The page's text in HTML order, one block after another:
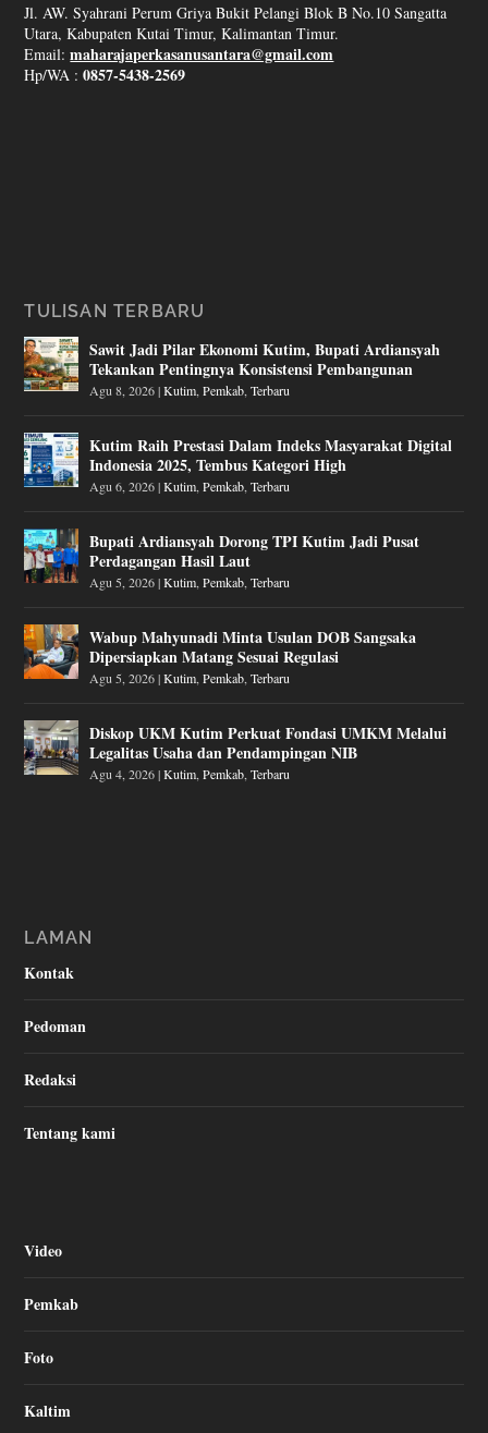
Jl. AW. Syahrani Perum Griya Bukit Pelangi Blok B No.10 Sangatta
Utara, Kabupaten Kutai Timur, Kalimantan Timur.
Email:maharajaperkasanusantara@gmail.com
Hp/WA :0857-5438-2569
TULISAN TERBARU
Sawit Jadi Pilar Ekonomi Kutim, Bupati Ardiansyah
Tekankan Pentingnya Konsistensi Pembangunan
Agu 8, 2026|Kutim ,Pemkab ,Terbaru
Kutim Raih Prestasi Dalam Indeks Masyarakat Digital
Indonesia 2025, Tembus Kategori High
Agu 6, 2026|Kutim ,Pemkab ,Terbaru
Bupati Ardiansyah Dorong TPI Kutim Jadi Pusat
Perdagangan Hasil Laut
Agu 5, 2026|Kutim ,Pemkab ,Terbaru
Wabup Mahyunadi Minta Usulan DOB Sangsaka
Dipersiapkan Matang Sesuai Regulasi
Agu 5, 2026|Kutim ,Pemkab ,Terbaru
Diskop UKM Kutim Perkuat Fondasi UMKM Melalui
Legalitas Usaha dan Pendampingan NIB
Agu 4, 2026|Kutim ,Pemkab ,Terbaru
LAMAN
Kontak
Pedoman
Redaksi
Tentang kami
Video
Pemkab
Foto
Kaltim